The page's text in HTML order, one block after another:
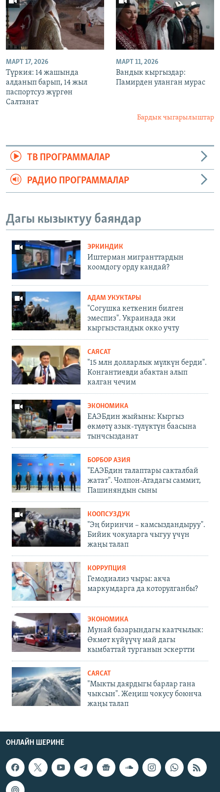
МАРТ 17, 2026
Түркия: 14 жашында
алданып барып, 14 жыл
паспортсуз жүргөн
Салтанат
МАРТ 11, 2026
Вандык кыргыздар:
Памирден уланган мурас
Бардык чыгарылыштар
ТВ ПРОГРАММАЛАР
РАДИО ПРОГРАММАЛАР
Дагы кызыктуу баяндар
ЭРКИНДИК
Иштерман мигранттардын
коомдогу орду кандай?
АДАМ УКУКТАРЫ
"Согушка кеткенин билген
эмеспиз". Украинада эки
кыргызстандык окко учту
САЯСАТ
"15 млн долларлык мүлкүн берди".
Конгантиевди абактан алып
калган чечим
ЭКОНОМИКА
ЕАЭБдин жыйыны: Кыргыз
өкмөтү азык-түлүктүн баасына
тынчсызданат
БОРБОР АЗИЯ
"ЕАЭБдин талаптары сакталбай
жатат". Чолпон-Атадагы саммит,
Пашиняндын сыны
КООПСУЗДУК
"Эң биринчи – камсыздандыруу".
Бийик чокуларга чыгуу үчүн
жаңы талап
КОРРУПЦИЯ
Гемодиализ чыры: акча
маркумдарга да которулганбы?
ЭКОНОМИКА
Мунай базарындагы каатчылык:
Өкмөт күйүүчү май дагы
кымбаттай турганын эскертти
САЯСАТ
"Мыкты даярдыгы барлар гана
чыксын". Жеңиш чокусу боюнча
жаңы талап
ОНЛАЙН ШЕРИНЕ